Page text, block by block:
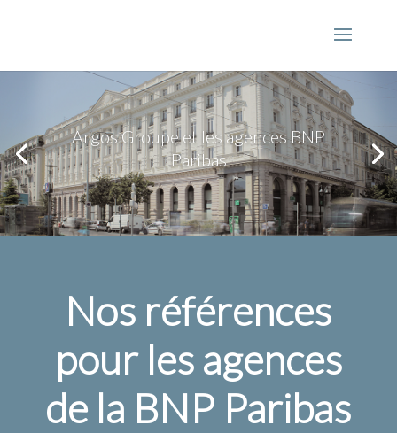
Argos Groupe et les agences BNP
Paribas
Nos références
pour les agences
de la BNP Paribas